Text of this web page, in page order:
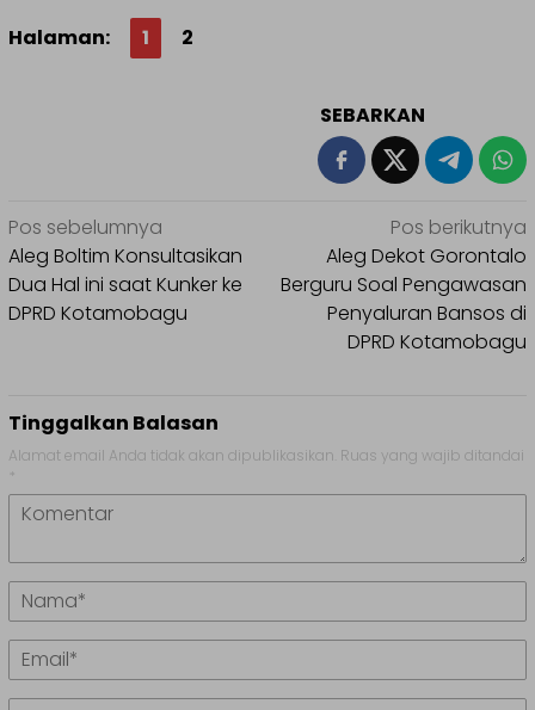
Halaman:
1 2
SEBARKAN
Navigasi
pos
Pos sebelumnya
Aleg Boltim Konsultasikan
Dua Hal ini saat Kunker ke
DPRD Kotamobagu
Pos berikutnya
Aleg Dekot Gorontalo
Berguru Soal Pengawasan
Penyaluran Bansos di
DPRD Kotamobagu
Tinggalkan Balasan
Alamat email Anda tidak akan dipublikasikan. Ruas yang wajib ditandai
*